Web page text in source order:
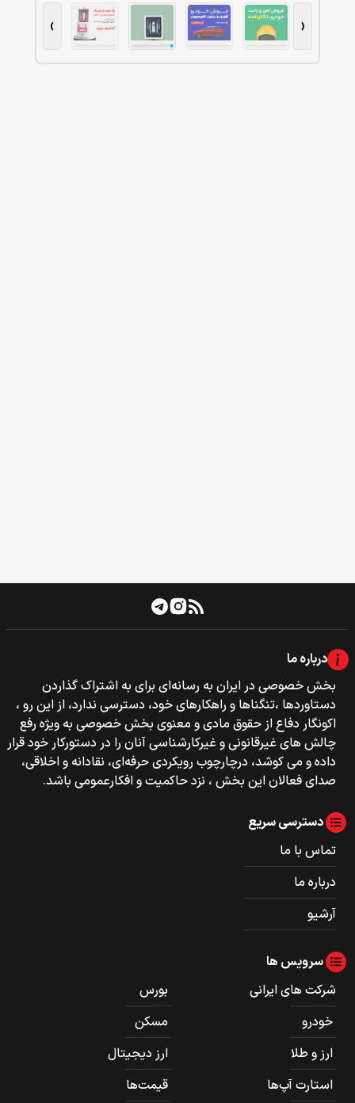
‹
›
درباره ما
بخش خصوصی‌‌ در ایران به رسانه‌ای برای به اشتراک گذاردن
دستاوردها ،تنگناها و راهکارهای خود، دسترسی ندارد، از این رو ،
اکونگار دفاع از حقوق مادی و معنوی بخش خصوصی به ویژه رفع
چالش های غیرقانونی و غیرکارشناسی آنان را در دستورکار خود قرار
داده و می کوشد، درچارچوب رویکردی حرفه‌ای، نقادانه و اخلاقی،
صدای فعالان این بخش ، نزد حاکمیت و افکارعمومی باشد.
دسترسی سریع
تماس با ما
درباره ما
آرشیو
سرویس ها
شرکت های ایرانی
بورس
خودرو
مسکن
ارز و طلا
ارز دیجیتال
استارت آپ‌ها
قیمت‌ها